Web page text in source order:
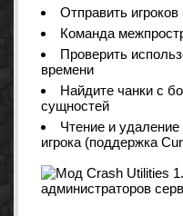
Отправить
Команда
Проверить
времени
Найдите чанки с
сущностей
Чтение и
игрока (поддержка